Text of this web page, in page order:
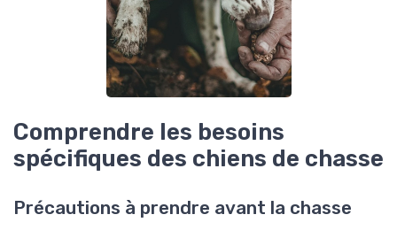
Comprendre les besoins
spécifiques des chiens de chasse
Précautions à prendre avant la chasse